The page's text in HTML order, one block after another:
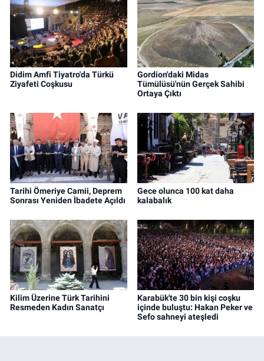
Didim Amfi Tiyatro'da Türkü
Ziyafeti Coşkusu
Gordion'daki Midas
Tümülüsü'nün Gerçek Sahibi
Ortaya Çıktı
Tarihi Ömeriye Camii, Deprem
Sonrası Yeniden İbadete Açıldı
Gece olunca 100 kat daha
kalabalık
Kilim Üzerine Türk Tarihini
Resmeden Kadın Sanatçı
Karabük'te 30 bin kişi coşku
içinde buluştu: Hakan Peker ve
Sefo sahneyi ateşledi